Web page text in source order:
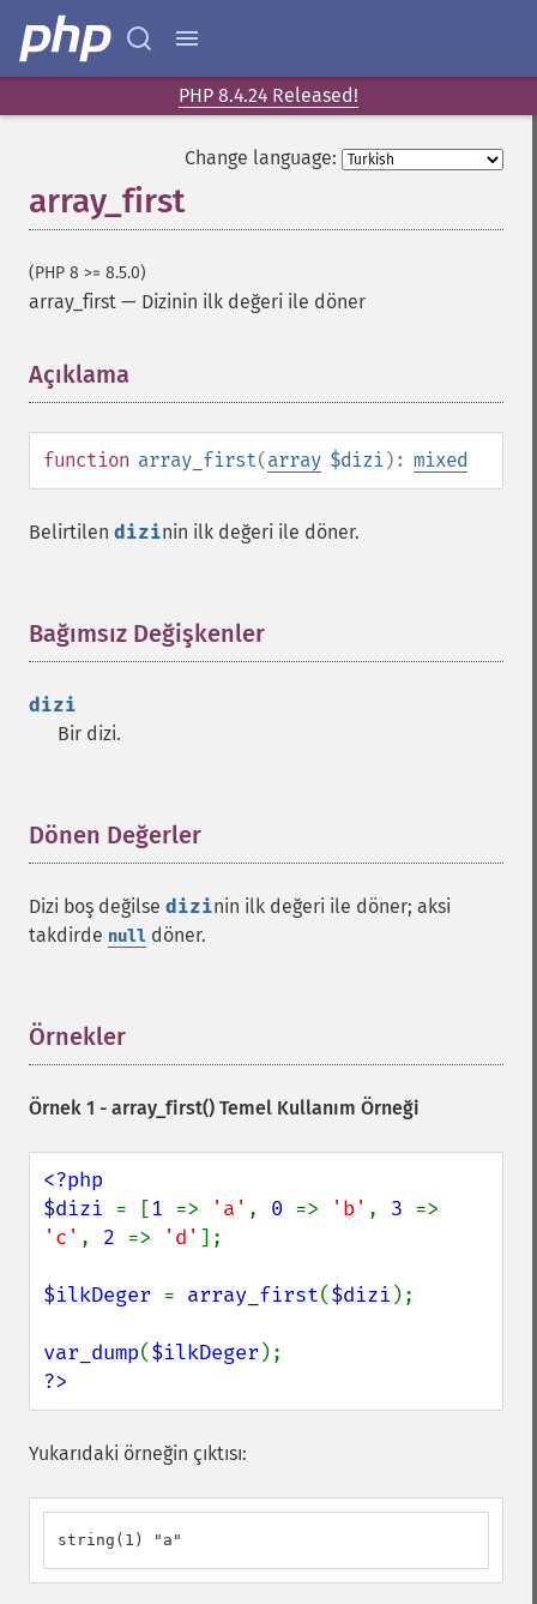
PHP 8.4.24 Released!
Change language:
array_first
(PHP 8 >= 8.5.0)
array_first — Dizinin ilk değeri ile döner
Açıklama
function array_first(array $dizi): mixed
Belirtilen dizinin ilk değeri ile döner.
Bağımsız Değişkenler
dizi
Bir dizi.
Dönen Değerler
Dizi boş değilse dizinin ilk değeri ile döner; aksi
takdirde null döner.
Örnekler
Örnek 1 - array_first() Temel Kullanım Örneği
<?php
$dizi = [1 => 'a' , 0 => 'b' , 3
'c' , 2 => 'd' ];
$ilkDeger = array_first($dizi );
var_dump($ilkDeger
?>
Yukarıdaki örneğin çıktısı:
string(1) "a"